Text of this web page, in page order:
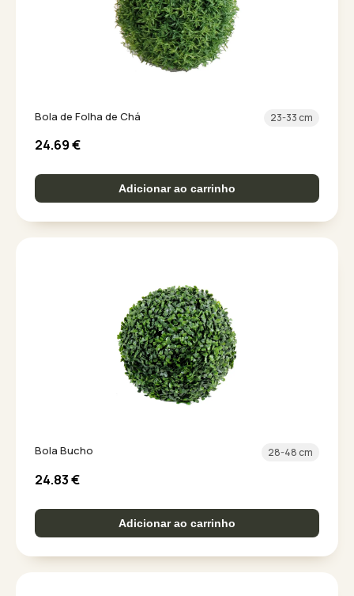
Bola de Folha de Chá 23-33 cm
24.69€
Adicionar ao carrinho
Bola Bucho 28-48 cm
24.83€
Adicionar ao carrinho